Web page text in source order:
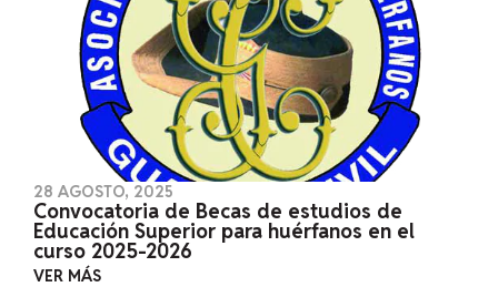
28 AGOSTO, 2025
Convocatoria de Becas de estudios de
Educación Superior para huérfanos en el
curso 2025-2026
VER MÁS